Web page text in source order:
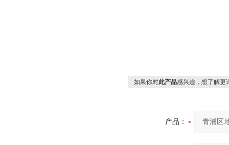
如果你对此产品感兴趣，想了解更
产品：